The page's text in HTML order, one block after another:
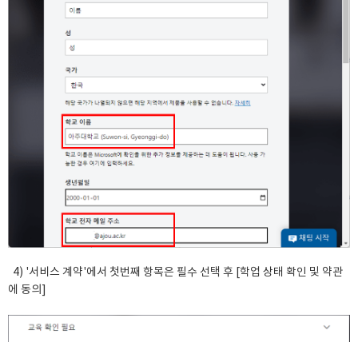
4) '서비스 계약'에서 첫번째 항목은 필수 선택 후 [학업 상태 확인 및 약관
에 동의]